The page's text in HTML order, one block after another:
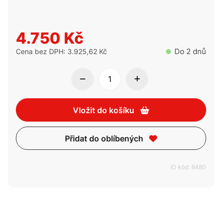
4.750 Kč
Cena bez DPH: 3.925,62 Kč Do 2 dnů
Vložit do košíku
Přidat do oblíbených
ID kód: 8480